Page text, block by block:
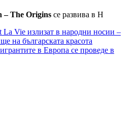
– The Origins се развива в Н
La Vie излизат в народни носии –
на българската красота
в Европа се проведе в